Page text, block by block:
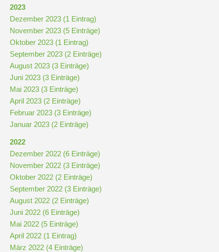
Methodentraining
Bewegte
Pause
Schulsanitätsdienst
Unterricht
Vertretungsplan
Stundenraster
Realschulbildungsgang
Stufe
5
und
2023
Dezember 2023 (1 Eintrag)
November 2023 (5 Einträge)
Oktober 2023 (1 Eintrag)
September 2023 (2 Einträge)
August 2023 (3 Einträge)
Juni 2023 (3 Einträge)
Mai 2023 (3 Einträge)
April 2023 (2 Einträge)
Februar 2023 (3 Einträge)
Januar 2023 (2 Einträge)
2022
Dezember 2022 (6 Einträge)
November 2022 (3 Einträge)
Oktober 2022 (2 Einträge)
September 2022 (3 Einträge)
August 2022 (2 Einträge)
Juni 2022 (6 Einträge)
Mai 2022 (5 Einträge)
April 2022 (1 Eintrag)
März 2022 (4 Einträge)